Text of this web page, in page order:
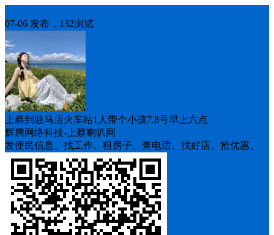
07-06 发布，132浏览
上蔡到驻马店火车站1人带个小孩7.8号早上六点
辉腾网络科技-上蔡喇叭网
发便民信息、找工作、租房子、查电话、找好店、抢优惠。